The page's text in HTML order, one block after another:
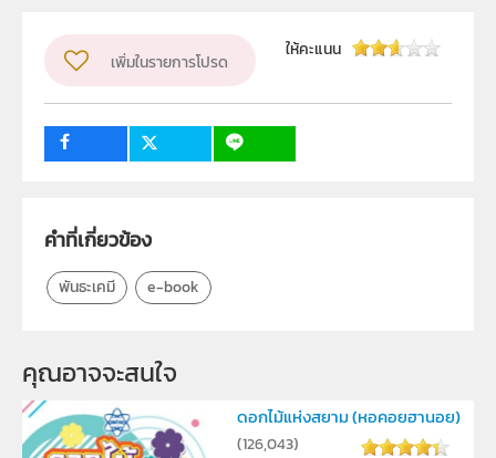
วิชา
เคมี
กลุ่มเป้าหมาย
นักเรียน
เพิ่มในรายการโปรด
ให้คะแนน
คำที่เกี่ยวข้อง
พันธะเคมี e-book
คุณอาจจะสนใจ
ดอกไม้แห่งสยาม (หอคอยฮานอย)
(126,043)